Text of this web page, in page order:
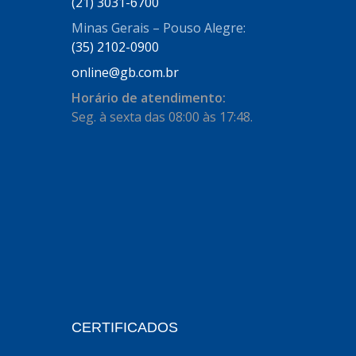
BECA FREIOS (25)
BOSAL
BRASMECK (656)
COMALTECH/JPEMA
Minas Gerais – Pouso Alegre:
(35) 2102-0900
online@gb.com.br
Horário de atendimento:
Seg. à sexta das 08:00 às 17:48.
CERTIFICADOS